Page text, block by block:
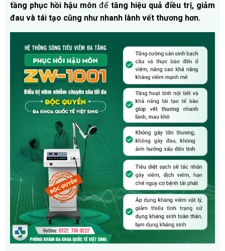
tầng phục hồi hậu môn để tăng hiệu quả điều trị, giảm
đau và tái tạo cũng như nhanh lành vết thương hơn.